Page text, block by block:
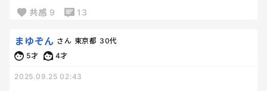
ええーーーー‼️‼️‼️⁉️
共感 9 13
まゆぞん さん 東京都 30代
5才
4才
2025.09.25 02:43